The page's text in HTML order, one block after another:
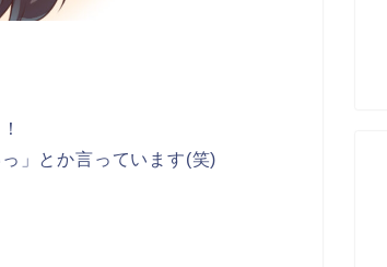
」とか言っています(笑)